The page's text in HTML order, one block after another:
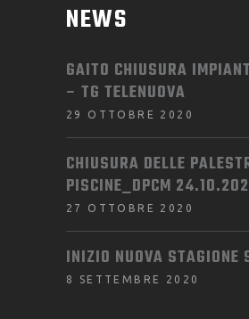
NEWS
GAITO CHIUSURA
– TG TELENUOVA
29 OTTOBRE 2020
CHIUSURA DELLE
PISCINE_DPCM
27 OTTOBRE 2020
INIZIO NUOVA STAGIONE
8 SETTEMBRE 2020